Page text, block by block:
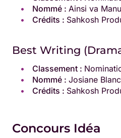
Nommé : Ainsi va Manu
Crédits : Sahkosh
Best Writing
Classement :
Nommé : Josiane
Crédits : Sahkosh
Concours Idéa